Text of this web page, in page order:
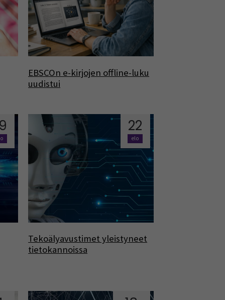
EBSCOn e-kirjojen offline-luku
uudistui
22
elo
Tekoälyavustimet yleistyneet
tietokannoissa